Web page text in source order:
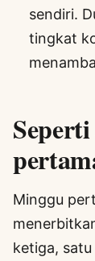
sendiri.
tingkat
Minggu
ketiga,